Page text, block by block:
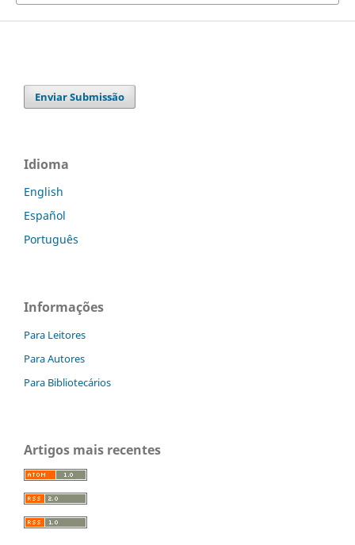
Enviar Submissão
Idioma
English
Español
Português
Informações
Para Leitores
Para Autores
Para Bibliotecários
Artigos mais recentes